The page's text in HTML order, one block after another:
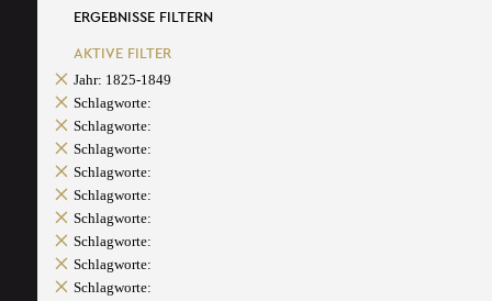
ERGEBNISSE FILTERN
AKTIVE FILTER
Jahr: 1825-1849
Schlagworte:
Schlagworte:
Schlagworte:
Schlagworte:
Schlagworte:
Schlagworte:
Schlagworte:
Schlagworte:
Schlagworte: